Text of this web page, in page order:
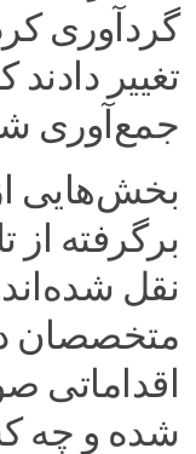
گردآوری
تغییر
جمع‌آوری
بخش‌هایی از
برگرفته
نقل
متخصصان
اقداماتی
شده و چه